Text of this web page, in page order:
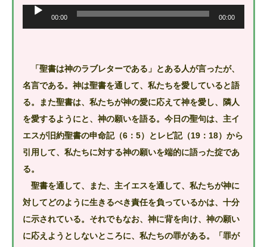
00:00 00:00
「聖書は神のラブレターである」とある人が言ったが、
名言である。神は聖書を通して、私たちを愛していると語
る。また聖書は、私たちが神の愛に応えて神を愛し、隣人
を愛するようにと、神の願いを語る。今日の聖句は、主イ
エスが旧約聖書の申命記（6：5）とレビ記（19：18）から
引用して、私たちに対する神の願いを端的に語った掟であ
る。
聖書を通して、また、主イエスを通して、私たちが神に
対してどのように生きるべき責任を負っているかは、十分
に示されている。それでもなお、神に背を向け、神の願い
に応えようとしないところに、私たちの罪がある。「罪が